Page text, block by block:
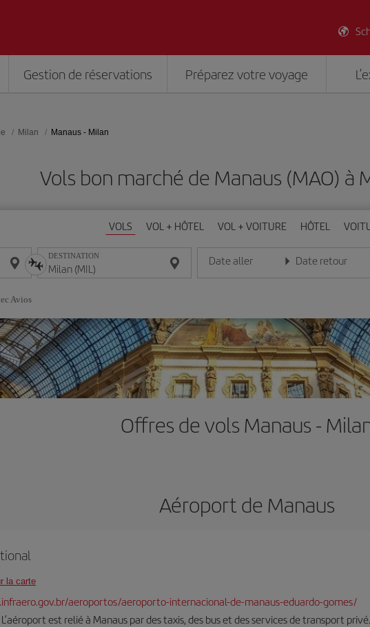
Gestion de réservations Préparez votre voyage
Milan Manaus - Milan
Vols bon marché de Manaus (MAO) à
VOLS VOL + HÔTEL VOL + VOITURE HÔTEL
DESTINATION Date aller
Entrez la date au format jour/mois/année
Date retour
Entrez la date au
Avios
Offres de vols Manaus -
Aéroport de Manaus
la carte
aeroportos/aeroporto-internacional-de-manaus-eduardo-gomes/
L’aéroport est relié à Manaus par des taxis, des bus et des services de transport privé.